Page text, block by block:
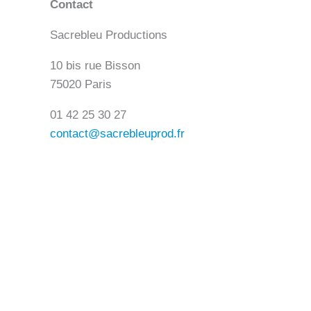
Contact
Sacrebleu Productions
10 bis rue Bisson
75020 Paris
01 42 25 30 27
contact@sacrebleuprod.fr